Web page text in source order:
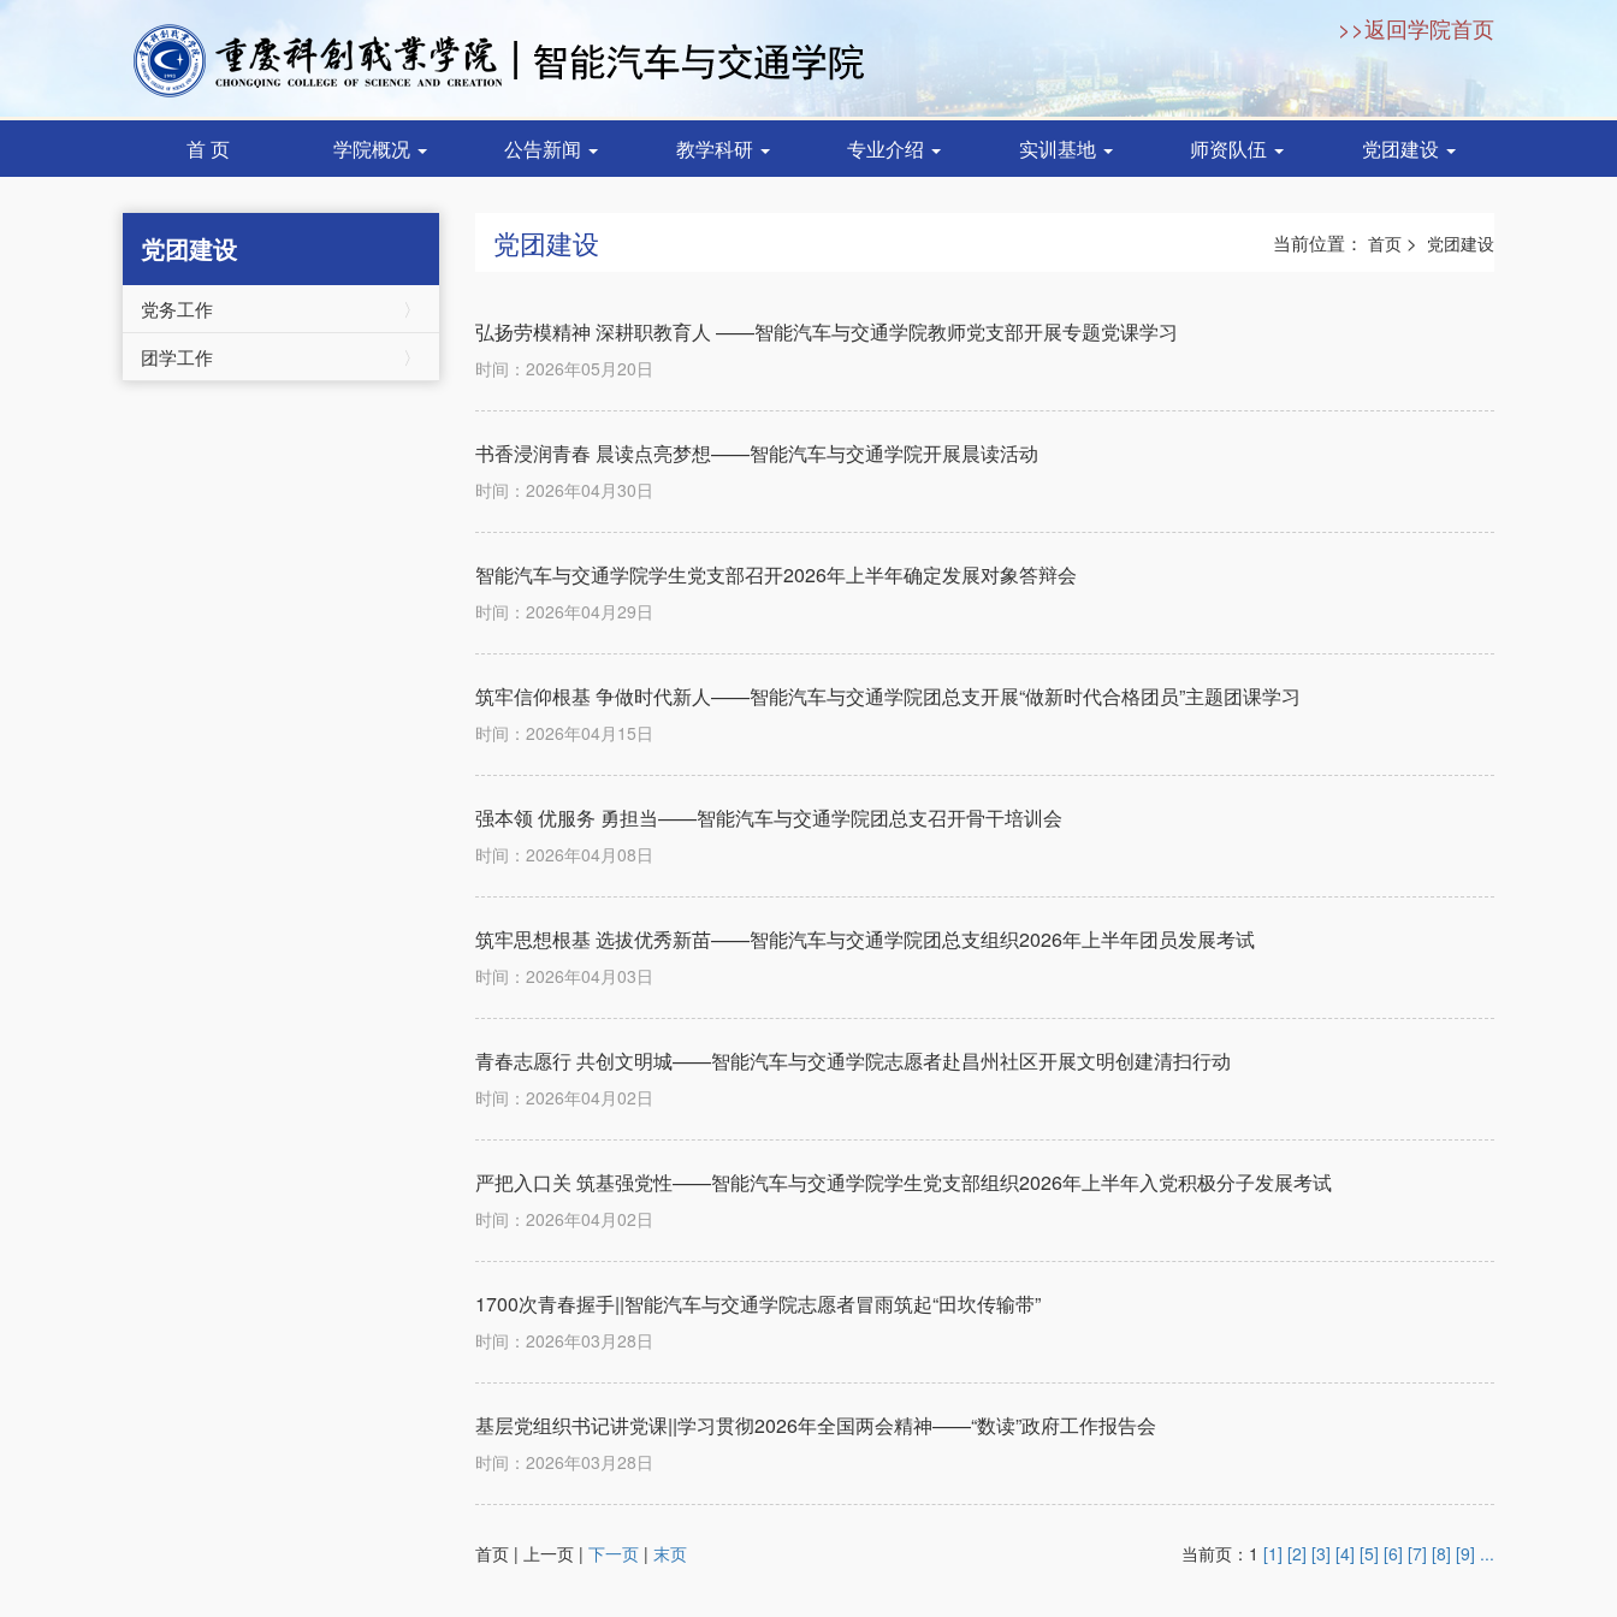
>>返回学院首页
首 页 学院概况 公告新闻 教学科研 专业介绍 实训基地 师资队伍 党团建设
党团建设
党务工作
〉
团学工作
〉
党团建设 当前位置： 首页 > 党团建设
弘扬劳模精神 深耕职教育人 ——智能汽车与交通学院教师党支部开展专题党课学习
时间：2026年05月20日
书香浸润青春 晨读点亮梦想——智能汽车与交通学院开展晨读活动
时间：2026年04月30日
智能汽车与交通学院学生党支部召开2026年上半年确定发展对象答辩会
时间：2026年04月29日
筑牢信仰根基 争做时代新人——智能汽车与交通学院团总支开展“做新时代合格团员”主题团课学习
时间：2026年04月15日
强本领 优服务 勇担当——智能汽车与交通学院团总支召开骨干培训会
时间：2026年04月08日
筑牢思想根基 选拔优秀新苗——智能汽车与交通学院团总支组织2026年上半年团员发展考试
时间：2026年04月03日
青春志愿行 共创文明城——智能汽车与交通学院志愿者赴昌州社区开展文明创建清扫行动
时间：2026年04月02日
严把入口关 筑基强党性——智能汽车与交通学院学生党支部组织2026年上半年入党积极分子发展考试
时间：2026年04月02日
1700次青春握手||智能汽车与交通学院志愿者冒雨筑起“田坎传输带”
时间：2026年03月28日
基层党组织书记讲党课||学习贯彻2026年全国两会精神——“数读”政府工作报告会
时间：2026年03月28日
首页 | 上一页 | 下一页| 末页 当前页：1 [1] [2] [3] [4] [5] [6] [7] [8] [9] ...